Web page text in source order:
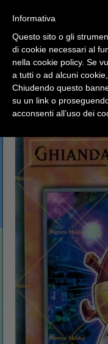
HOME YU-GI-OH
Structure Deck Link
Ghiandati
Ciao a tutti, il negozio
compreso.
Tutti gli ordini
spediti a partire dal
Buone vacanze a
Informativa
Questo sito o gli
di cookie necessari al
nella cookie policy. Se
a tutti o ad alcuni
Chiudendo questo
su un link o
acconsenti all’uso dei